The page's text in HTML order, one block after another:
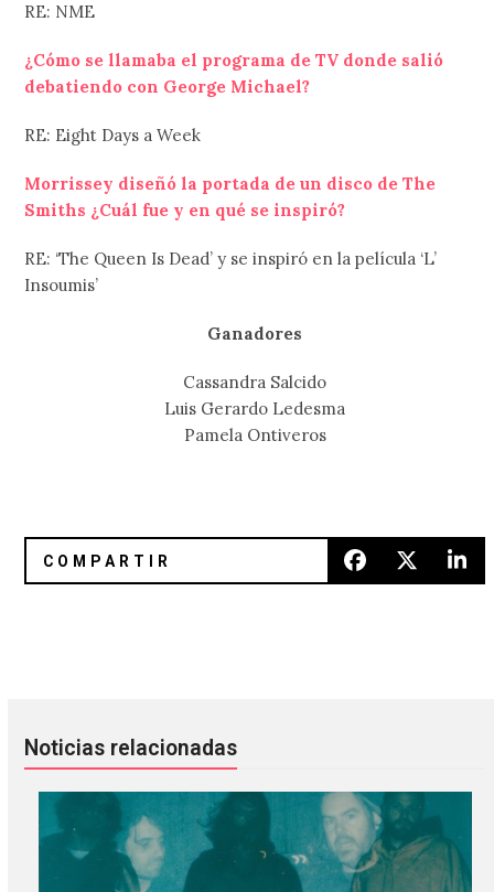
RE: NME
¿Cómo se llamaba el programa de TV donde salió
debatiendo con George Michael?
RE: Eight Days a Week
Morrissey diseñó la portada de un disco de The
Smiths ¿Cuál fue y en qué se inspiró?
RE: ‘The Queen Is Dead’ y se inspiró en la película ‘L’
Insoumis’
Ganadores
Cassandra Salcido
Luis Gerardo Ledesma
Pamela Ontiveros
Noticias relacionadas